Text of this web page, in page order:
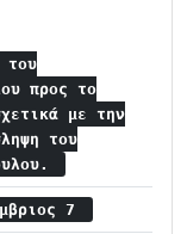
του
προς το
με την
του
7